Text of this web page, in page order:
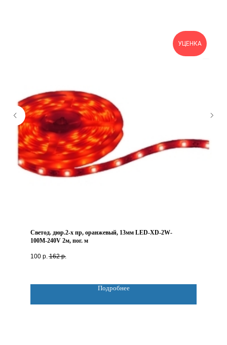
УЦЕНКА
Светод. дюр.2-х пр, оранжевый, 13мм LED-XD-2W-
100М-240V 2м, пог. м
100 р. 162 р.
Подробнее